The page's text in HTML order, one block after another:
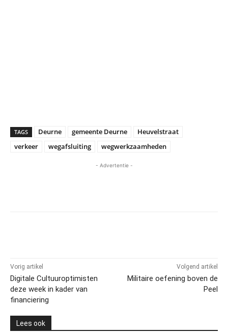
TAGS Deurne gemeente Deurne
Heuvelstraat
verkeer
wegafsluiting wegwerkzaamheden
- Advertentie -
Vorig artikel
Digitale Cultuuroptimisten
deze week in kader van
financiering
Volgend artikel
Militaire oefening boven de
Peel
Lees ook